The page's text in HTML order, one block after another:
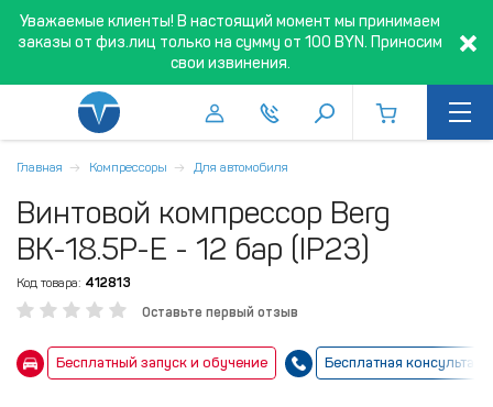
Уважаемые клиенты! В настоящий момент мы принимаем
заказы от физ.лиц только на сумму от 100 BYN. Приносим
свои извинения.
Главная Компрессоры Для автомобиля
Винтовой компрессор Berg
ВК-18.5Р-Е - 12 бар (IP23)
Код товара: 412813
Оставьте первый отзыв
Бесплатный запуск и обучение Бесплатная